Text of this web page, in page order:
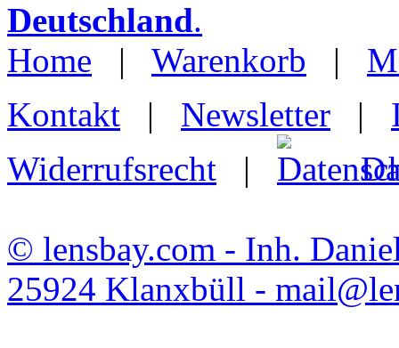
Deutschland.
Home | Warenkorb |
Kontakt | Newsletter |
Widerrufsrecht |
© lensbay.com - Inh.
25924 Klanxbüll -